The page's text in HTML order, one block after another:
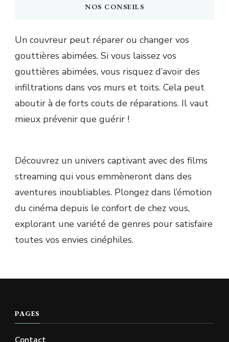
NOS CONSEILS
Un couvreur peut réparer ou changer vos
gouttières abimées. Si vous laissez vos
gouttières abimées, vous risquez d’avoir des
infiltrations dans vos murs et toits. Cela peut
aboutir à de forts couts de réparations. Il vaut
mieux prévenir que guérir !
Découvrez un univers captivant avec des films
streaming qui vous emmèneront dans des
aventures inoubliables. Plongez dans l’émotion
du cinéma depuis le confort de chez vous,
explorant une variété de genres pour satisfaire
toutes vos envies cinéphiles.
PAGES
Contact